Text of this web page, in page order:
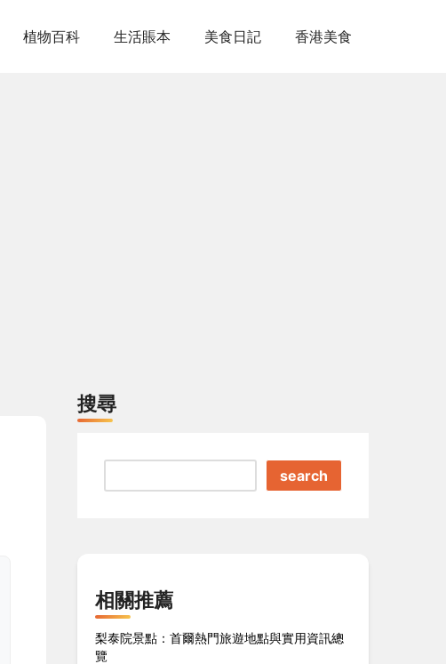
植物百科 生活賬本 美食日記 香港美食
搜尋
search
相關推薦
梨泰院景點：首爾熱門旅遊地點與實用資訊總
覽